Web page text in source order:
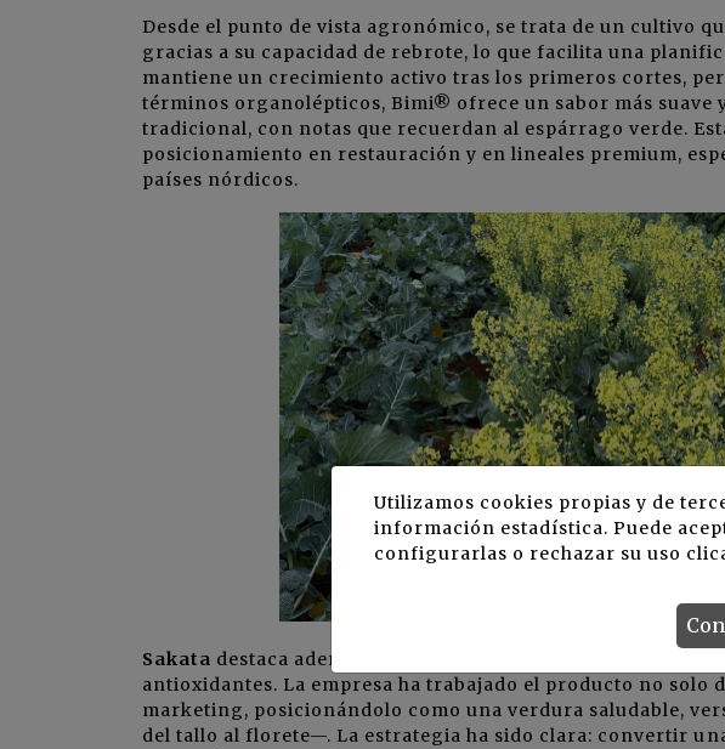
Desde el punto de vista agronómico, se trata de un cultivo
gracias a su capacidad de rebrote, lo que facilita una
mantiene un crecimiento activo tras los primeros cortes,
términos organolépticos, Bimi® ofrece un sabor más suave
tradicional, con notas que recuerdan al espárrago verde.
posicionamiento en restauración y en lineales premium,
países nórdicos.
Sakata destaca además su perfil nutricional, con alto
antioxidantes. La empresa ha trabajado el producto no solo
marketing, posicionándolo como una verdura saludable,
del tallo al florete—. La estrategia ha sido clara: convertir
Utilizamos cookies propias y de
información estadística. Puede
configurarlas o rechazar su uso